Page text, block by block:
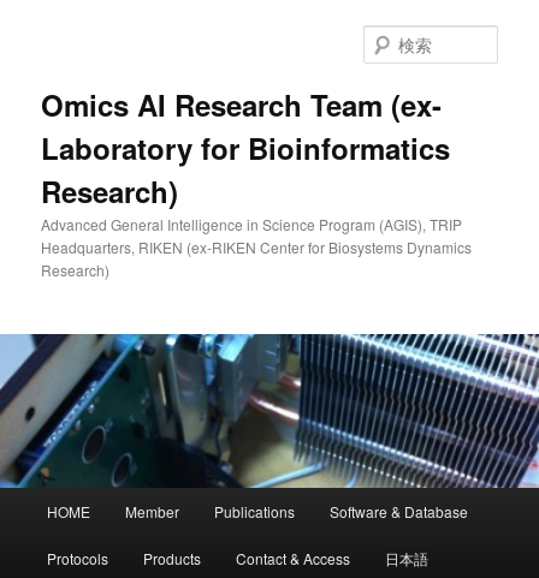
Omics AI Research Team (ex-
Laboratory for Bioinformatics
Research)
Advanced General Intelligence in Science Program (AGIS), TRIP
Headquarters, RIKEN (ex-RIKEN Center for Biosystems Dynamics
Research)
索
HOME Member Publications Software & Database
Protocols Products Contact & Access 日本語